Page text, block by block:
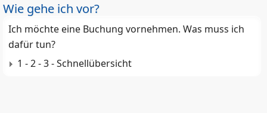
Wie gehe ich vor?
Ich möchte eine Buchung vornehmen. Was muss ich
dafür tun?
1 - 2 - 3 - Schnellübersicht